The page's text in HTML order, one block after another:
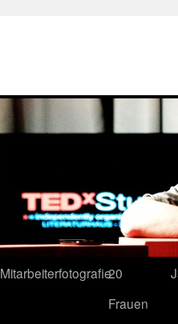
Mitarbeiterfotografie20
Frauen